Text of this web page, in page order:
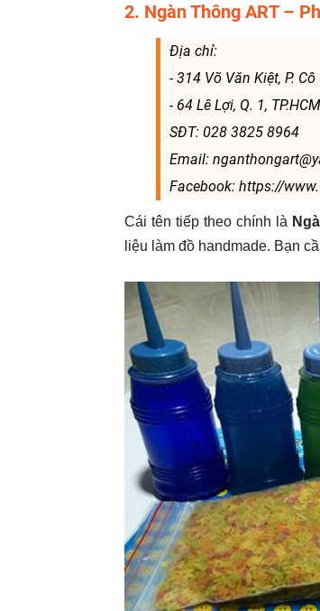
2. Ngàn Thông ART –
Địa chỉ:
- 314 Võ Văn Kiệt, P.
- 64 Lê Lợi, Q. 1, TP.HCM
SĐT: 028 3825 8964
Email:
Facebook: https://
Cái tên tiếp theo chính là
liệu làm đồ handmade. Bạn